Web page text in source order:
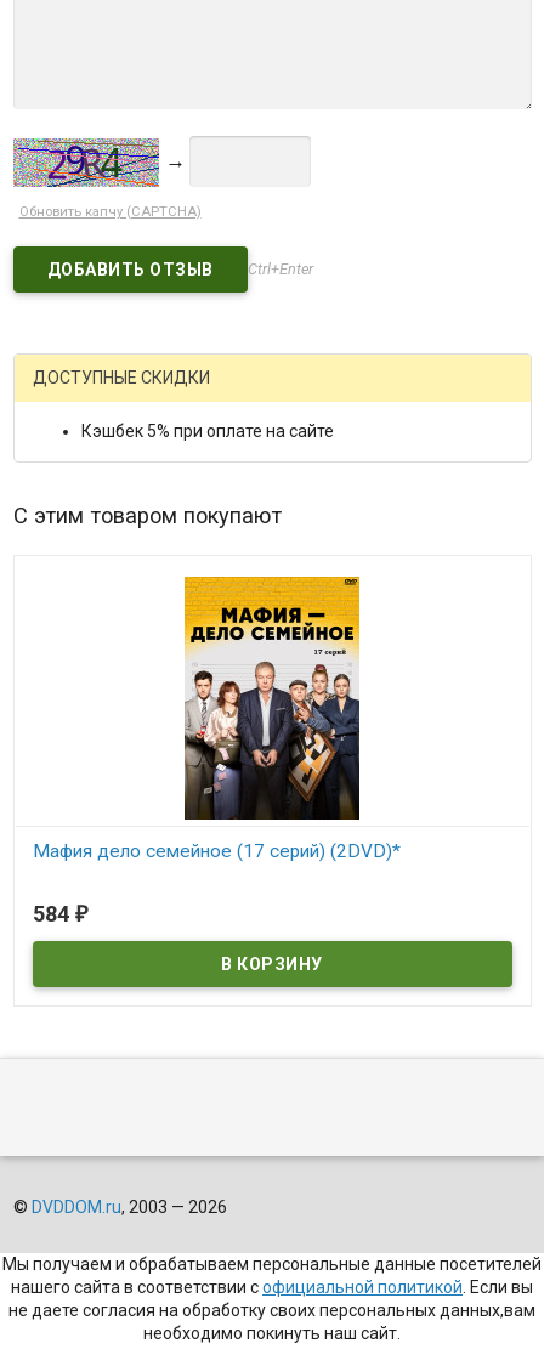
→
Обновить капчу (CAPTCHA)
Ctrl+Enter
ДОСТУПНЫЕ СКИДКИ
Кэшбек 5% при оплате на сайте
С этим товаром покупают
Мафия дело семейное (17 серий) (2DVD)*
584 ₽
© DVDDOM.ru, 2003 — 2026
Мы получаем и обрабатываем персональные данные посетителей
нашего сайта в соответствии софициальной политикой. Если вы
не даете согласия на обработку своих персональных данных,вам
необходимо покинуть наш сайт.